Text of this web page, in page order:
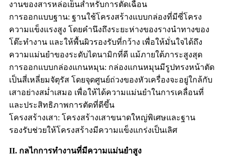
งานของสารหล่อเย็นสำหรับการตัดเฉือน
การออกแบบฐาน: ฐานใช้โครงสร้างแบบกล่องที่มีซี่โครง
ความแข็งแรงสูง โดยคำนึงถึงระยะห่างของรางนำทางของ
โต๊ะทำงาน และให้พื้นผิวรองรับที่กว้าง เพื่อให้มั่นใจได้ถึง
ความแม่นยำของระดับไดนามิกที่ดี แม้ภายใต้ภาระสูงสุด
การออกแบบกล่องแกนหมุน: กล่องแกนหมุนมีรูปทรงหน้าตัด
เป็นสี่เหลี่ยมจัตุรัส โดยจุดศูนย์ถ่วงของหัวเครื่องจะอยู่ใกล้กับ
เสาอย่างสม่ำเสมอ เพื่อให้ได้ความแม่นยำในการเคลื่อนที่
และประสิทธิภาพการตัดที่ดีขึ้น
โครงสร้างเสา: โครงสร้างเสาขนาดใหญ่พิเศษและฐาน
รองรับช่วยให้โครงสร้างมีความแข็งแกร่งเป็นเลิศ
II. กลไกการทำงานที่มีความแม่นยำสูง